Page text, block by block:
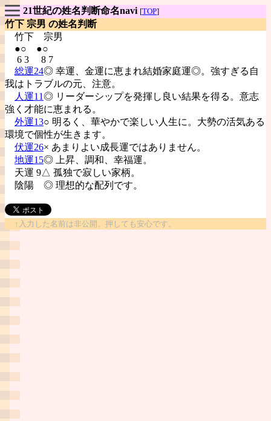
21世紀の姓名判断命名navi [TOP]
竹下 宗男 の姓名判断
竹下 宗男
●○ ●○
6 3 8 7
総運24◎ 幸運、金運に恵まれ結婚家庭運◎。強すぎる自
我はトラブルの元、注意。
人運11◎ リーダーシップを発揮し良い結果を得る。意志
強く才能に恵まれる。
外運13○ 明るく、華やかで楽しい人生に。大勢の活気ある
環境で個性が生きます。
伏運26× あまりよい成長運ではありません。
地運15◎ 上昇、調和、幸福運。
天運 9△ 孤独で寂しい家柄。
陰陽 ◎ 理想的な配列です。
↑入力した名前は非公開。押しても安心です。